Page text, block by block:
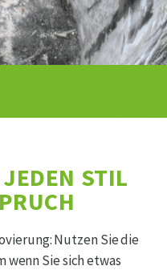
STIL
Nutzen Sie die
wenn Sie sich etwas